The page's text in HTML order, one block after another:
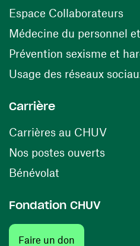
Espace Collaborateurs
Médecine du personnel
Prévention sexisme et
Usage des réseaux
Carrière
Carrières au CHUV(ouvre
Nos postes ouverts(ouvre
Bénévolat
Fondation CHUV
Faire un don